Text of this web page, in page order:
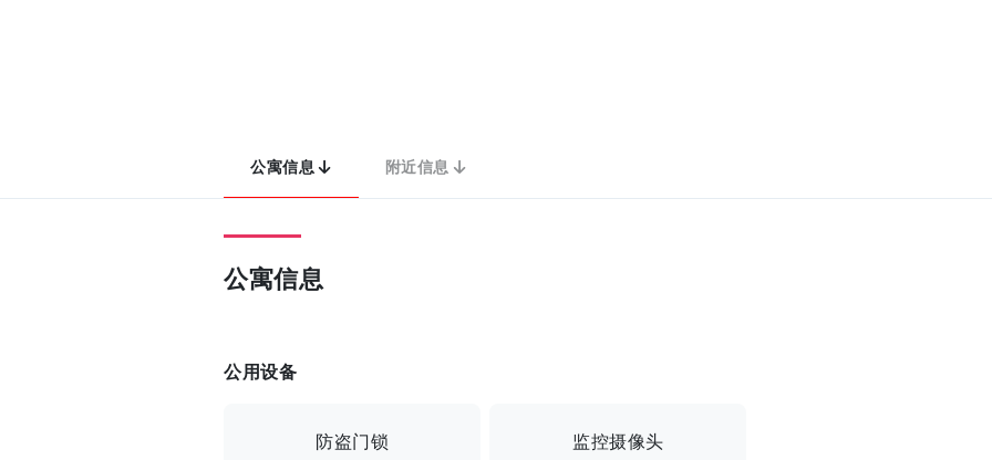
公寓信息 附近信息
公寓信息
公用设备
防盗门锁 监控摄像头